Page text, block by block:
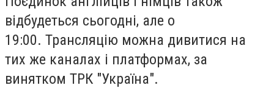
відбудеться сьогодні, але о
19:00. Трансляцію можна дивитися на
тих же каналах і платформах, за
винятком ТРК "Україна".